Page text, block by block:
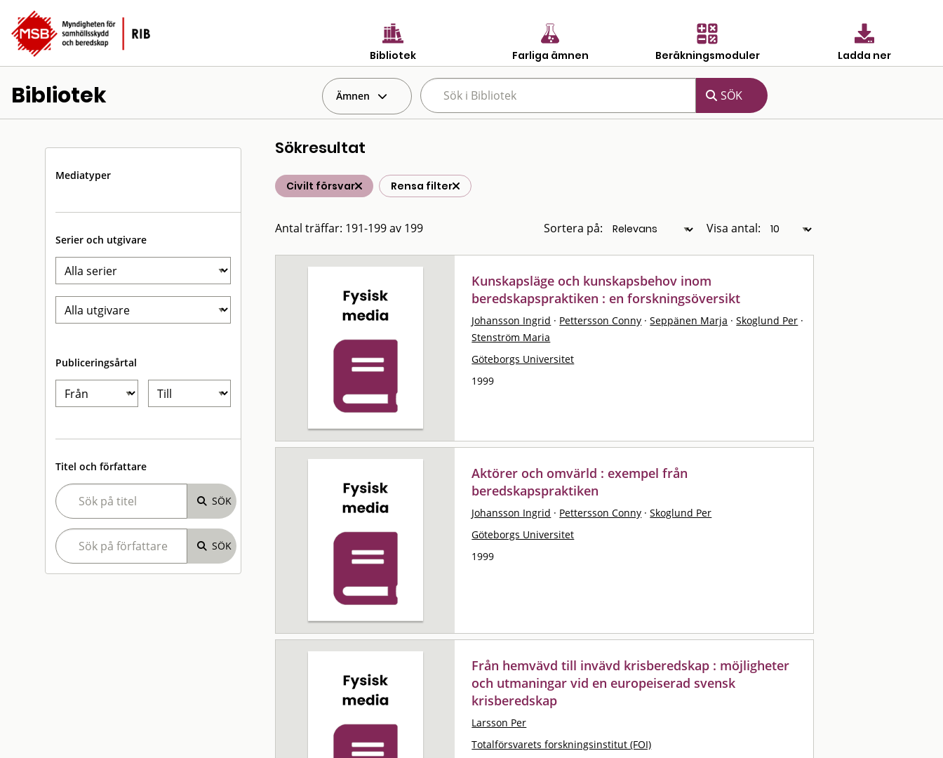
Bibliotek Farliga ämnen Beräkningsmoduler Ladda ner
Bibliotek Ämnen
Mediatyper
Serier och utgivare
Publiceringsårtal
Titel och författare
Sökresultat
Civilt försvar Rensa filter
Antal träffar: 191-199 av 199 Sortera på: Visa antal:
Kunskapsläge och kunskapsbehov inom
beredskapspraktiken : en forskningsöversikt
Johansson Ingrid · Pettersson Conny · Seppänen Marja · Skoglund Per ·
Stenström Maria
Göteborgs Universitet
1999
Aktörer och omvärld : exempel från
beredskapspraktiken
Johansson Ingrid · Pettersson Conny · Skoglund Per
Göteborgs Universitet
1999
Från hemvävd till invävd krisberedskap : möjligheter
och utmaningar vid en europeiserad svensk
krisberedskap
Larsson Per
Totalförsvarets forskningsinstitut (FOI)